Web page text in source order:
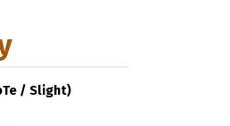
/ Slight)